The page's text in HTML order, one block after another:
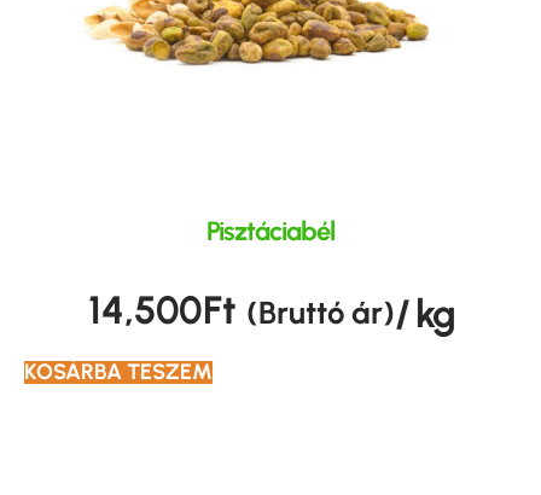
Pisztáciabél
14,500Ft (Bruttó ár)/ kg
KOSÁRBA TESZEM